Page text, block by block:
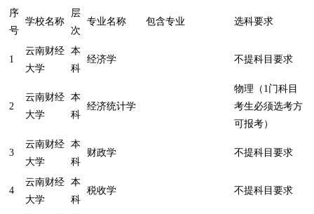
序
号
学校名称
层
次
专业名称 包含专业 选科要求
1
云南财经
大学
本
科
经济学 不提科目要求
2
云南财经
大学
本
科
经济统计学
物理（1门科目
考生必须选考方
可报考）
3
云南财经
大学
本
科
财政学 不提科目要求
4
云南财经
大学
本
科
税收学 不提科目要求